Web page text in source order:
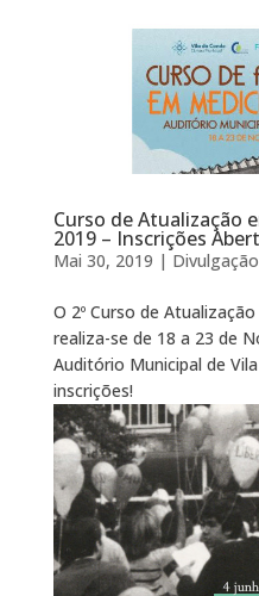
Curso de Atualização
2019 – Inscrições
Mai 30, 2019 |
O 2º Curso de
realiza-se de 18 a 23 de
Auditório Municipal de
inscrições!